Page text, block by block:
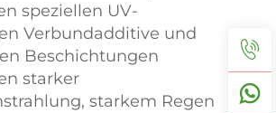
speziellen UV-
Verbundadditive und
Beschichtungen
starker
starkem Regen